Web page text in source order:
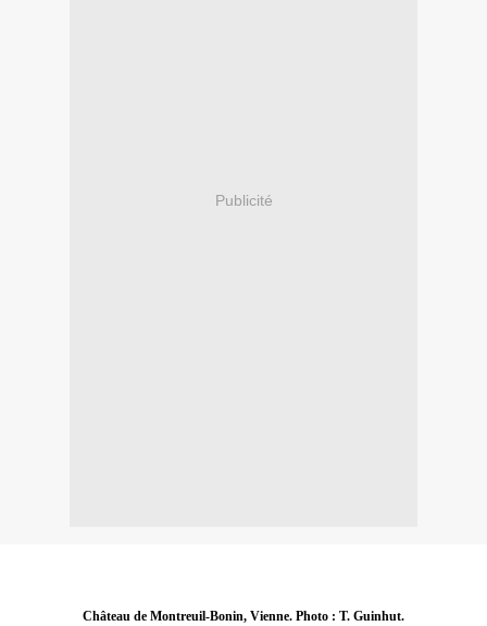
Publicité
Château de Montreuil-Bonin, Vienne. Photo : T. Guinhut.